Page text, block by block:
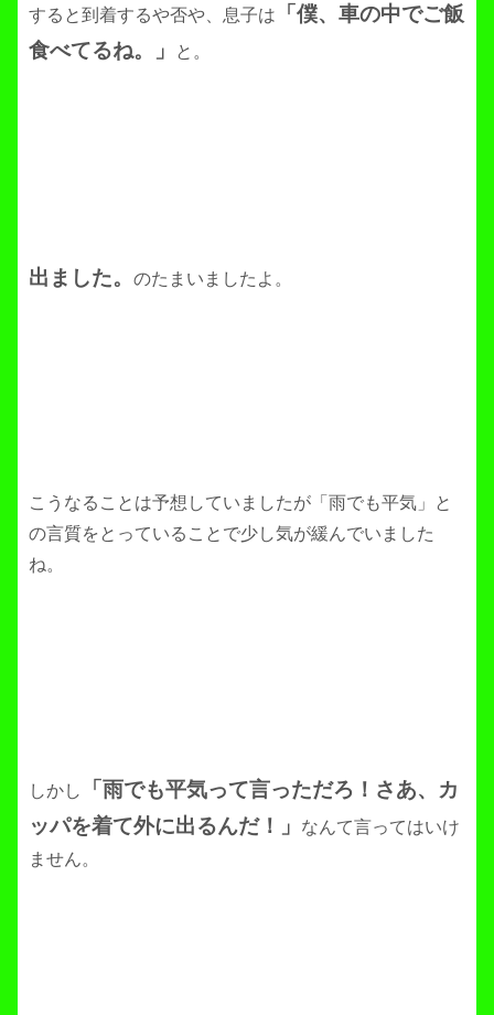
すると到着するや否や、息子は 「僕、車の中でご飯
食べてるね。」
と。
出ました。 のたまいましたよ。
こうなることは予想していましたが「雨でも平気」と
の言質をとっていることで少し気が緩んでいました
ね。
しかし
「雨でも平気って言っただろ！さあ、カ
ッパを着て外に出るんだ！」
なんて言ってはいけ
ません。